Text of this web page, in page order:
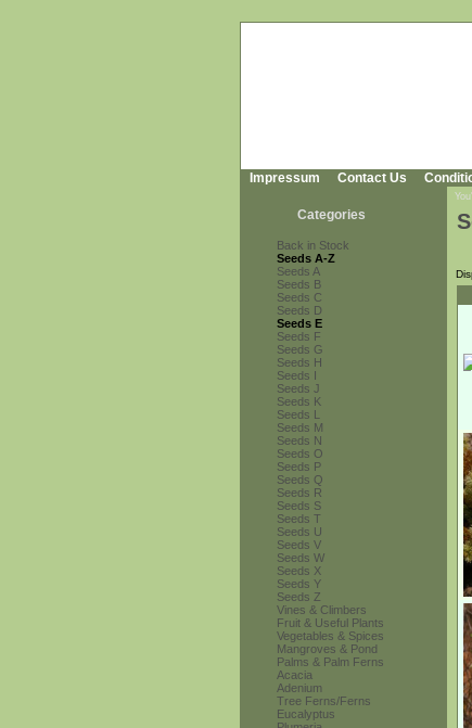
Impressum Contact Us
Categories
Back in Stock
Seeds A-Z
Seeds A
Seeds B
Seeds C
Seeds D
Seeds E
Seeds F
Seeds G
Seeds H
Seeds I
Seeds J
Seeds K
Seeds L
Seeds M
Seeds N
Seeds O
Seeds P
Seeds Q
Seeds R
Seeds S
Seeds T
Seeds U
Seeds V
Seeds W
Seeds X
Seeds Y
Seeds Z
Vines & Climbers
Fruit & Useful Plants
Vegetables & Spices
Mangroves & Pond
Palms & Palm Ferns
Acacia
Adenium
Tree Ferns/Ferns
Eucalyptus